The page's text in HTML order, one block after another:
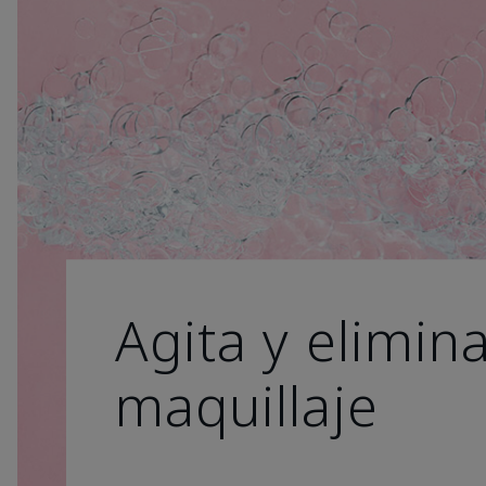
Agita y
maquillaje